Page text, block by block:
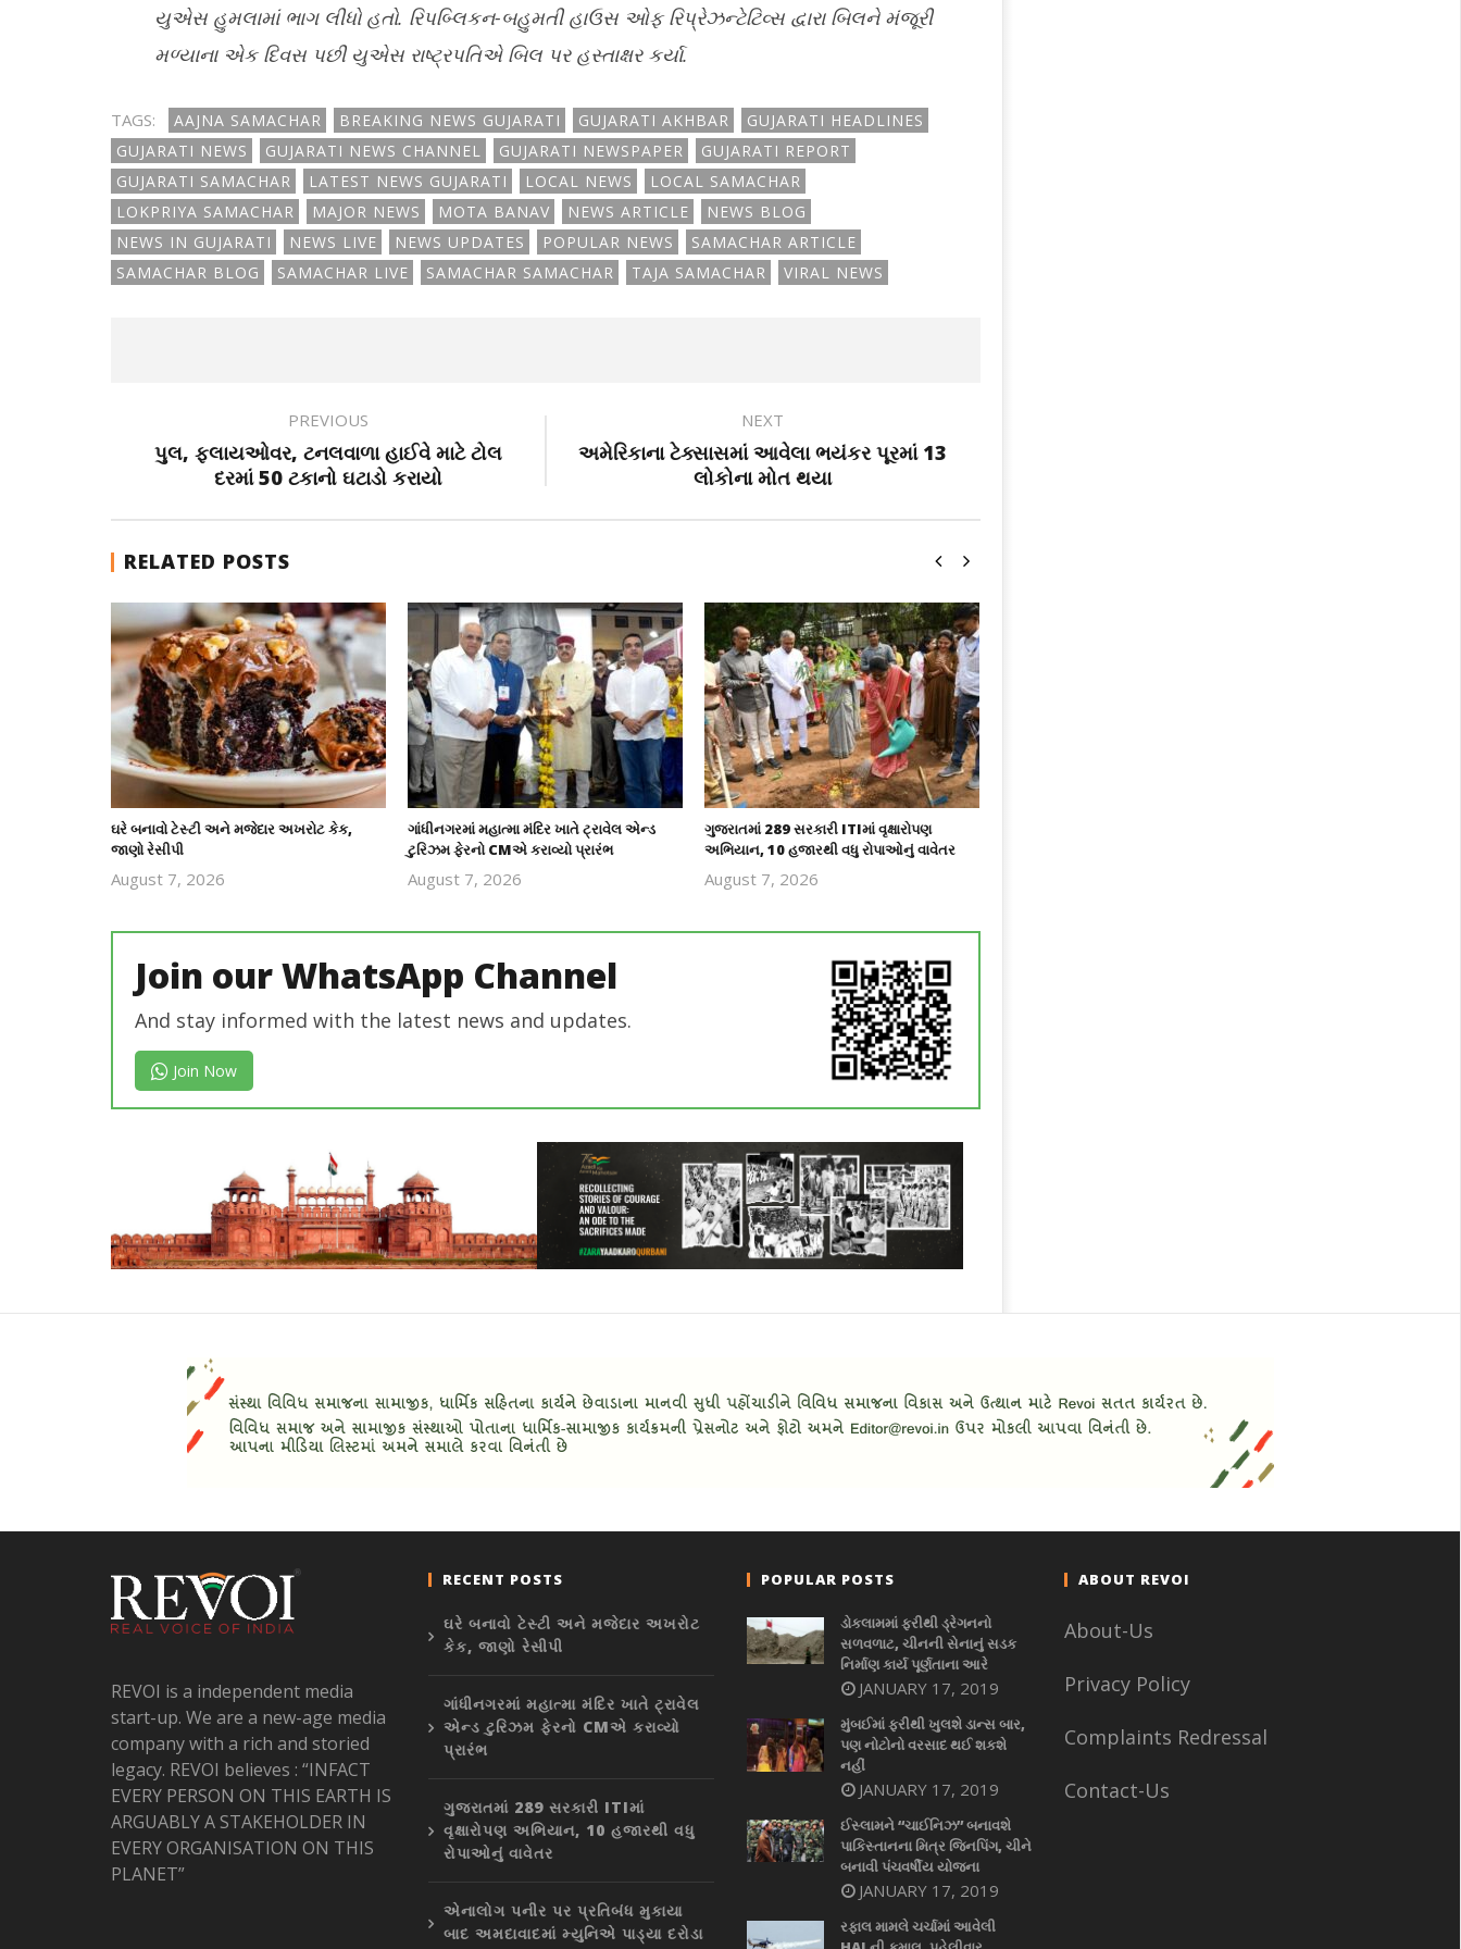
યુએસ હુમલામાં ભાગ લીધો હતો. રિપબ્લિકન-બહુમતી હાઉસ ઓફ રિપ્રેઝન્ટેટિવ્સ દ્વારા બિલને મંજૂરી
મળ્યાના એક દિવસ પછી યુએસ રાષ્ટ્રપતિએ બિલ પર હસ્તાક્ષર કર્યા.
TAGS: AAJNA SAMACHAR BREAKING NEWS GUJARATI GUJARATI AKHBAR
GUJARATI HEADLINES
GUJARATI NEWS
GUJARATI NEWS CHANNEL GUJARATI NEWSPAPER
GUJARATI REPORT
GUJARATI SAMACHAR
LATEST NEWS GUJARATI LOCAL NEWS
LOCAL SAMACHAR
LOKPRIYA SAMACHAR
MAJOR NEWS MOTA BANAV NEWS ARTICLE
NEWS BLOG
NEWS IN GUJARATI
NEWS LIVE NEWS UPDATES POPULAR NEWS
SAMACHAR ARTICLE
SAMACHAR BLOG
SAMACHAR LIVE SAMACHAR SAMACHAR TAJA SAMACHAR VIRAL NEWS
PREVIOUS
પુલ, ફ્લાયઓવર, ટનલવાળા હાઈવે માટે ટોલ
દરમાં 50 ટકાનો ઘટાડો કરાયો
NEXT
અમેરિકાના ટેક્સાસમાં આવેલા ભયંકર પૂરમાં 13
લોકોના મોત થયા
RELATED POSTS
ઘરે બનાવો ટેસ્ટી અને મજેદાર અખરોટ કેક,
જાણો રેસીપી
August 7, 2026
ગાંધીનગરમાં મહાત્મા મંદિર ખાતે ટ્રાવેલ એન્ડ
ટુરિઝમ ફેરનો CMએ કરાવ્યો પ્રારંભ
August 7, 2026
ગુજરાતમાં 289 સરકારી ITIમાં વૃક્ષારોપણ
અભિયાન, 10 હજારથી વધુ રોપાઓનું વાવેતર
August 7, 2026
Join our WhatsApp Channel
And stay informed with the latest news and updates.
Join Now
REVOI is a independent media
start-up. We are a new-age media
company with a rich and storied
legacy. REVOI believes : “INFACT
EVERY PERSON ON THIS EARTH IS
ARGUABLY A STAKEHOLDER IN
EVERY ORGANISATION ON THIS
PLANET”
RECENT POSTS
ઘરે બનાવો ટેસ્ટી અને મજેદાર અખરોટ
કેક, જાણો રેસીપી
ગાંધીનગરમાં મહાત્મા મંદિર ખાતે ટ્રાવેલ
એન્ડ ટુરિઝમ ફેરનો CMએ કરાવ્યો
પ્રારંભ
ગુજરાતમાં 289 સરકારી ITIમાં
વૃક્ષારોપણ અભિયાન, 10 હજારથી વધુ
રોપાઓનું વાવેતર
એનાલોગ પનીર પર પ્રતિબંધ મુકાયા
બાદ અમદાવાદમાં મ્યુનિએ પાડ્યા દરોડા
POPULAR POSTS
ડોકલામમાં ફરીથી ડ્રેગનનો
સળવળાટ, ચીનની સેનાનું સડક
નિર્માણ કાર્ય પૂર્ણતાના આરે
JANUARY 17, 2019
મુંબઈમાં ફરીથી ખુલશે ડાન્સ બાર,
પણ નોટોનો વરસાદ થઈ શકશે
નહીં
JANUARY 17, 2019
ઈસ્લામને “ચાઈનિઝ” બનાવશે
પાકિસ્તાનના મિત્ર જિનપિંગ, ચીને
બનાવી પંચવર્ષીય યોજના
JANUARY 17, 2019
રફાલ મામલે ચર્ચામાં આવેલી
ABOUT REVOI
About-Us
Privacy Policy
Complaints Redressal
Contact-Us